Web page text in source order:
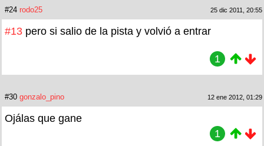
#24 rodo25 25 dic 2011, 20:55
#13 pero si salio de la pista y volvió a entrar
1
#30 gonzalo_pino 12 ene 2012, 01:29
Ojálas que gane
1